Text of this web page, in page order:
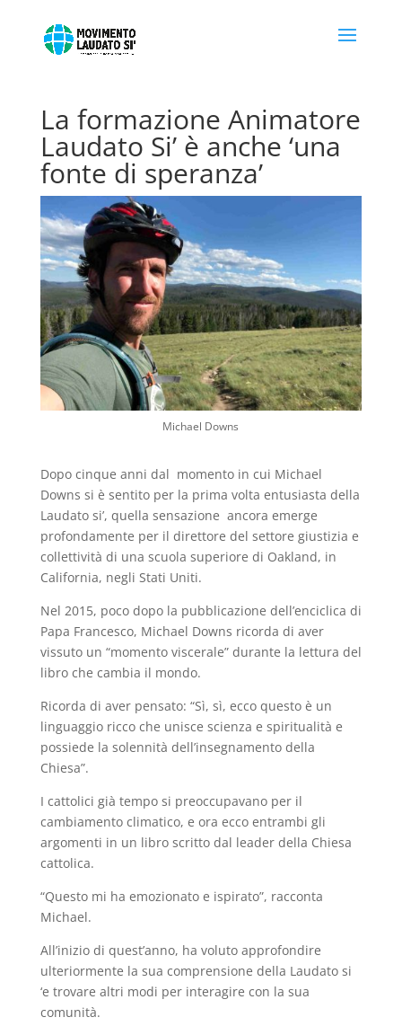
La formazione Animatore
Laudato Si’ è anche ‘una
fonte di speranza’
Michael Downs
Dopo cinque anni dal momento in cui Michael
Downs si è sentito per la prima volta entusiasta della
Laudato si’, quella sensazione ancora emerge
profondamente per il direttore del settore giustizia e
collettività di una scuola superiore di Oakland, in
California, negli Stati Uniti.
Nel 2015, poco dopo la pubblicazione dell’enciclica di
Papa Francesco, Michael Downs ricorda di aver
vissuto un “momento viscerale” durante la lettura del
libro che cambia il mondo.
Ricorda di aver pensato: “Sì, sì, ecco questo è un
linguaggio ricco che unisce scienza e spiritualità e
possiede la solennità dell’insegnamento della
Chiesa”.
I cattolici già tempo si preoccupavano per il
cambiamento climatico, e ora ecco entrambi gli
argomenti in un libro scritto dal leader della Chiesa
cattolica.
“Questo mi ha emozionato e ispirato”, racconta
Michael.
All’inizio di quest’anno, ha voluto approfondire
ulteriormente la sua comprensione della Laudato si
‘e trovare altri modi per interagire con la sua
comunità.